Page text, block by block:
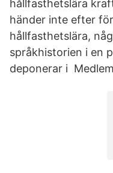
hållfasthetslära
händer inte efter
hållfasthetslära,
språkhistorien i en
deponerar i